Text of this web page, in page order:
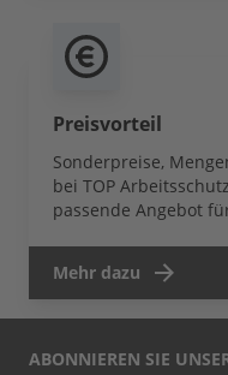
Preisvorteil
Sonderpreise,
bei TOP
passende Angebot
Mehr dazu
ABONNIEREN SIE